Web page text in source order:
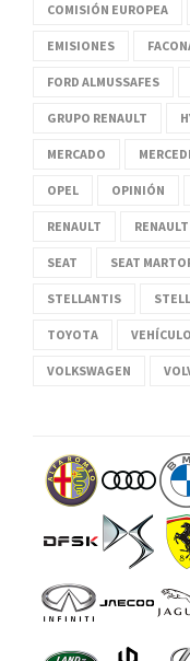
COMISIÓN EUROPEA
EMISIONES
FORD ALMUSSAFES
GRUPO RENAULT
MERCADO
OPEL OPINIÓN
RENAULT
SEAT SEAT
STELLANTIS
TOYOTA
VOLKSWAGEN